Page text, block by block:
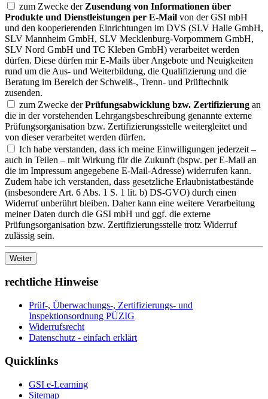
zum Zwecke der Zusendung von Informationen über
Produkte und Dienstleistungen per E-Mail von der GSI mbH
und den kooperierenden Einrichtungen im DVS (SLV Halle GmbH,
SLV Mannheim GmbH, SLV Mecklenburg-Vorpommern GmbH,
SLV Nord GmbH und TC Kleben GmbH) verarbeitet werden
dürfen. Diese dürfen mir E-Mails über Angebote und Neuigkeiten
rund um die Aus- und Weiterbildung, die Qualifizierung und die
Beratung im Bereich der Schweiß-, Trenn- und Prüftechnik
zusenden.
zum Zwecke derPrüfungsabwicklung bzw. Zertifizierung an
die in der vorstehenden Lehrgangsbeschreibung genannte externe
Prüfungsorganisation bzw. Zertifizierungsstelle weitergleitet und
von dieser verarbeitet werden dürfen.
Ich habe verstanden, dass ich meine Einwilligungen jederzeit –
auch in Teilen – mit Wirkung für die Zukunft (bspw. per E-Mail an
die im Impressum angegebene E-Mail-Adresse) widerrufen kann.
Zudem habe ich verstanden, dass gesetzliche Erlaubnistatbestände
(insbesondere Art. 6 Abs. 1 S. 1 lit. b) DS-GVO) durch einen
Widerruf unberührt bleiben. Daher kann eine weitere Verarbeitung
meiner Daten durch die GSI mbH und ggf. die externe
Prüfungsorganisation bzw. Zertifizierungsstelle trotz Widerruf
zulässig sein.
rechtliche Hinweise
Prüf-, Überwachungs-, Zertifizierungs- und
Inspektionsordnung PÜZIG
Widerrufsrecht
Datenschutz - einfach erklärt
Quicklinks
GSI e-Learning
Sitemap